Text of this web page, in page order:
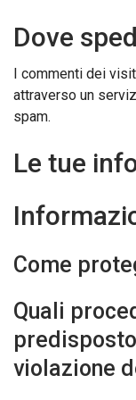
Dove
I commenti dei
attraverso un
spam.
Le tue
Come
Quali
violazione